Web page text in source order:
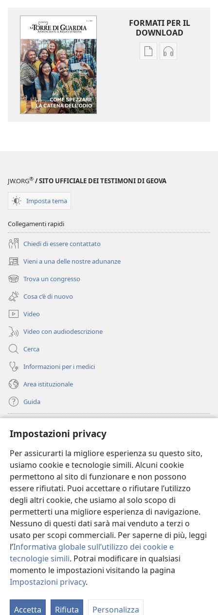
Impostazioni privacy
Per assicurarti la migliore esperienza su questo sito,
usiamo cookie e tecnologie simili. Alcuni cookie
permettono al sito di funzionare e non possono
essere rifiutati. Puoi accettare o rifiutare l’utilizzo
degli altri cookie, che usiamo al solo scopo di
permetterti una migliore esperienza di navigazione.
Nessuno di questi dati sarà mai venduto a terzi o
usato per scopi commerciali. Per saperne di più, leggi
l’Informativa globale sull’utilizzo dei cookie e
tecnologie simili. Potrai modificare in qualsiasi
momento le impostazioni visitando la pagina
Impostazioni privacy.
Accetta Rifiuta Personalizza
FORMATI PER IL
DOWNLOAD
Opzioni
spezzare
Opzioni
dell’odio
JW.ORG® / SITO UFFICIALE DEI TESTIMONI DI GEOVA
Imposta tema
Collegamenti rapidi
Chiedi di essere contattato
Vieni a una delle nostre adunanze
(apre
una
nuova
finestra)
Trova un congresso
(apre
una
nuova
finestra)
Cosa c’è di nuovo
Video
Video con audiodescrizione
Cerca
Informazioni per i medici
Area istituzionale
Guida
(apre
una
nuova
finestra)
BIBLIOTECA ONLINE Watchtower
(apre
una
nuova
finestra)
JW Hub
(apre
una
nuova
finestra)
JW Library
Watchtower Library®
Copyright© 2026 Watch Tower Bible and Tract Society of Pennsylvania.
CONDIZIONI D’USO
|